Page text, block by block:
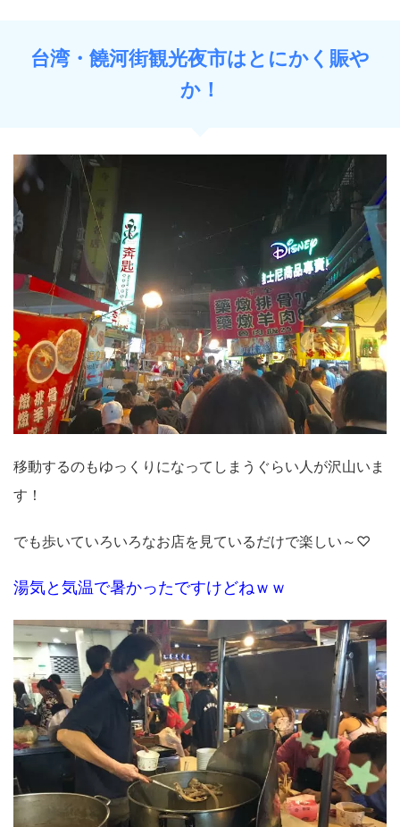
台湾・饒河街観光夜市はとにかく賑や
か！
移動するのもゆっくりになってしまうぐらい人が沢山いま
す！
でも歩いていろいろなお店を見ているだけで楽しい～♡
湯気と気温で暑かったですけどねｗｗ